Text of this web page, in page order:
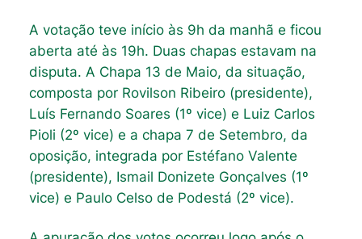
A votação teve início às 9h da manhã e ficou
aberta até às 19h. Duas chapas estavam na
disputa. A Chapa 13 de Maio, da situação,
composta por Rovilson Ribeiro (presidente),
Luís Fernando Soares (1º vice) e Luiz Carlos
Pioli (2º vice) e a chapa 7 de Setembro, da
oposição, integrada por Estéfano Valente
(presidente), Ismail Donizete Gonçalves (1º
vice) e Paulo Celso de Podestá (2º vice).